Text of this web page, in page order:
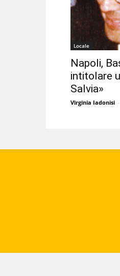
Locale
Napoli,
intitolare
Salvia»
Virginia Iadonisi -